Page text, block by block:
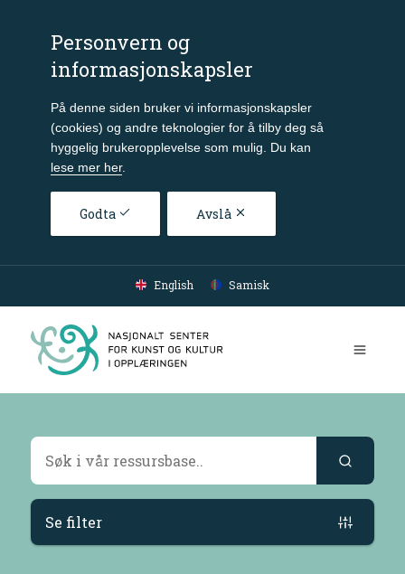
Personvern og
informasjonskapsler
På denne siden bruker vi informasjonskapsler
(cookies) og andre teknologier for å tilby deg så
hyggelig brukeropplevelse som mulig. Du kan
lese mer her.
Godta Avslå
Gå til hovedinnhold
English Samisk
Søkeresultater
Se filter